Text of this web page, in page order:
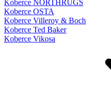
Koberce NORTHRUGS
Koberce OSTA
Koberce Villeroy & Boch
Koberce Ted Baker
Koberce Vikosa